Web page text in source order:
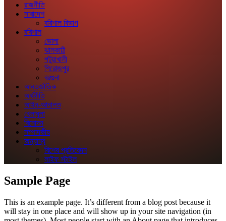
রাজনীতি
সারাদেশ
বরিশাল বিভাগ
বরিশাল
ভোলা
ঝালকাঠি
পটুয়াখালী
পিরোজপুর
বরগুনা
আন্তর্জাতিক
অর্থনীতি
আইন-আদালত
খেলাধুলা
বিনোদন
সম্পাদকীয়
অন্যান্য
বিশেষ প্রতিবেদন
লাইফ স্টাইল
Sample Page
This is an example page. It’s different from a blog post because it
will stay in one place and will show up in your site navigation (in